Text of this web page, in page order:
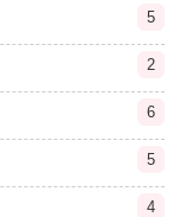
5
2
6
5
4